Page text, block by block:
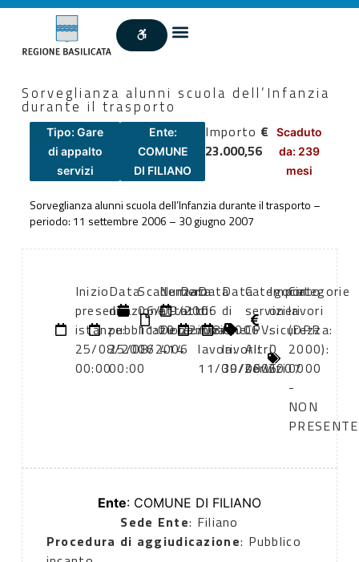
Sorveglianza alunni scuola dell’Infanzia
durante il trasporto
Tipo: Gare
di appalto
servizi
Ente:
COMUNE
DI FILIANO
Importo €
23.000,56
Scaduto
da: 239
mesi
Sorveglianza alunni scuola dell’Infanzia durante il trasporto –
periodo: 11 settembre 2006 – 30 giugno 2007
Inizio
presentazione
istanze:
25/08/2006
00:00
Data
di
pubblicazione:
25/08/2006
00:00
Scadenza:
06/09/2006
11:00
Numero
atto:
Determina
414
Data
atto:
22/08/2006
Data
di
inizio
lavori:
11/09/2006
Data
di
fine
lavori:
30/06/2007
Categoria
servizi
CPV:
Altri
servizi
Importo
oneri
sicurezza:
0
Categorie
lavori
(DPR
2000):
0000
-
NON
PRESENTE
Ente: COMUNE DI FILIANO
Sede Ente: Filiano
Procedura di aggiudicazione: Pubblico